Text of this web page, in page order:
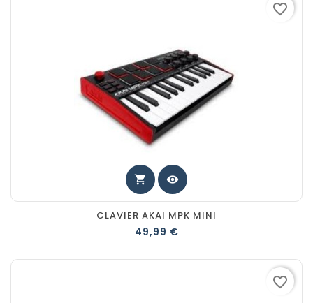
shopping_cart visibility
CLAVIER AKAI MPK MINI
49,99 €
favorite_border
favorite_border